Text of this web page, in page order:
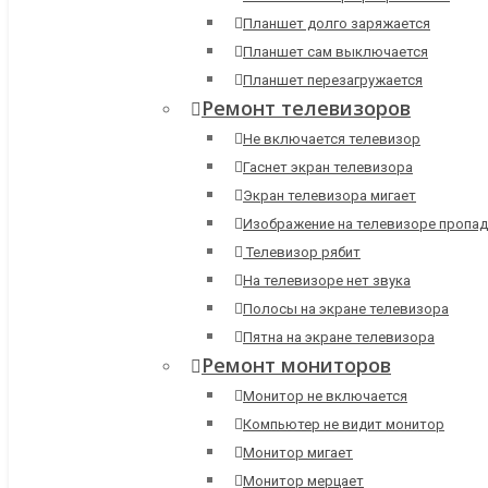
Планшет долго заряжается
Планшет сам выключается
Планшет перезагружается
Ремонт телевизоров
Не включается телевизор
Гаснет экран телевизора
Экран телевизора мигает
Изображение на телевизоре
Телевизор рябит
На телевизоре нет звука
Полосы на экране телевизора
Пятна на экране телевизора
Ремонт мониторов
Монитор не включается
Компьютер не видит монитор
Монитор мигает
Монитор мерцает